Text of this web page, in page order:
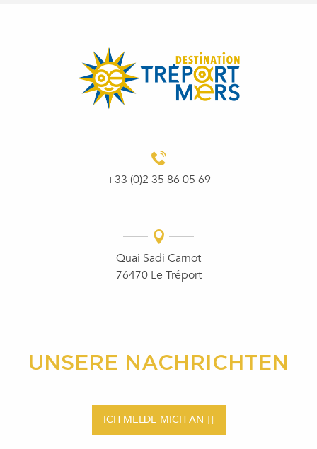
+33 (0)2 35 86 05 69
Quai Sadi Carnot
76470 Le Tréport
UNSERE NACHRICHTEN
ICH MELDE MICH AN